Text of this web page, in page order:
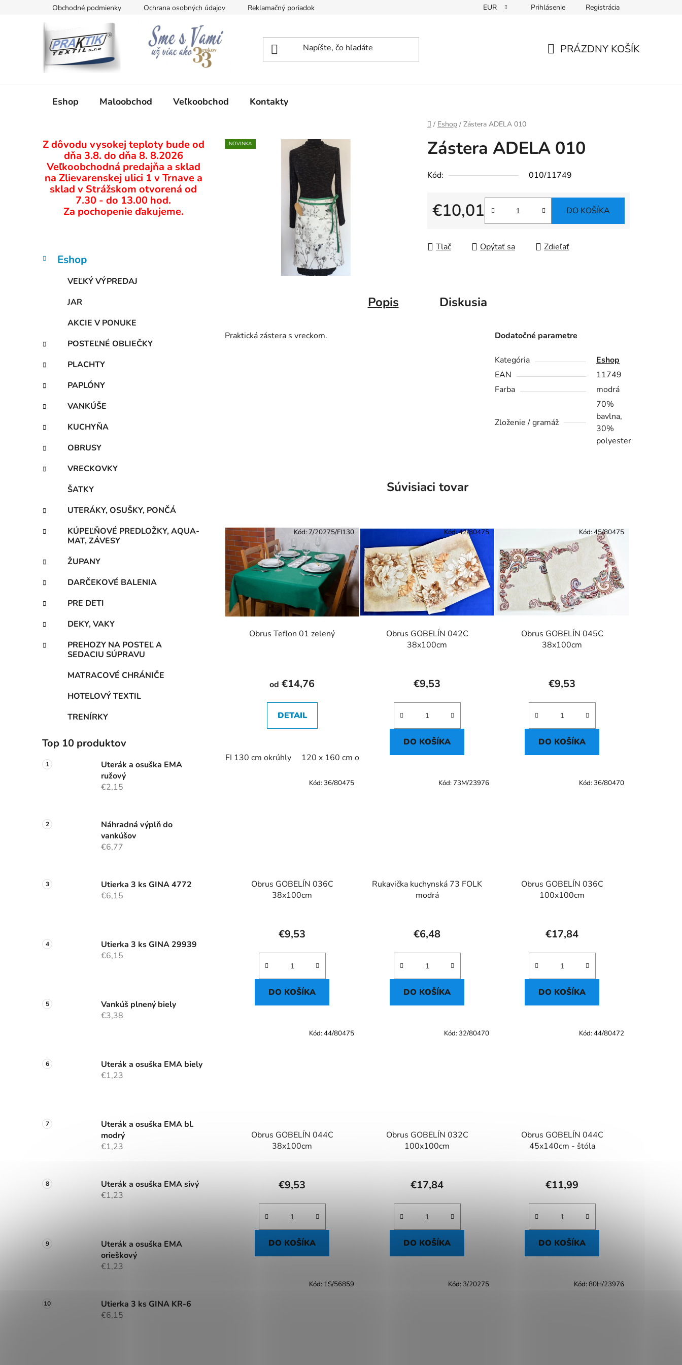
Obchodné podmienky Ochrana osobných údajov Reklamačný poriadok EUR Prihlásenie Registrácia
KOŠÍK
PRÁZDNY KOŠÍK
Eshop Maloobchod Veľkoobchod Kontakty
Domov
/ Eshop / Zástera ADELA 010
o
č
n
l
Z dôvodu vysokej teploty bude od
dňa 3.8. do dňa 8. 8.2026
Veľkoobchodná predajňa a sklad
na Zlievarenskej ulici 1 v Trnave a
sklad v Strážskom otvorená od
7.30 - do 13.00 hod.
Za pochopenie ďakujeme.
Preskočiť
kategórie
K
a
e
Eshop
VEĽKÝ VÝPREDAJ
JAR
AKCIE V PONUKE
POSTEĽNÉ OBLIEČKY
PLACHTY
PAPLÓNY
VANKÚŠE
KUCHYŇA
OBRUSY
VRECKOVKY
ŠATKY
UTERÁKY, OSUŠKY, PONČÁ
KÚPEĽŇOVÉ PREDLOŽKY, AQUA-
MAT, ZÁVESY
ŽUPANY
DARČEKOVÉ BALENIA
PRE DETI
DEKY, VAKY
PREHOZY NA POSTEĽ A
SEDACIU SÚPRAVU
MATRACOVÉ CHRÁNIČE
HOTELOVÝ TEXTIL
TRENÍRKY
Top 10 produktov
Uterák a osuška EMA
ružový
€2,15
Náhradná výplň do
vankúšov
€6,77
Utierka 3 ks GINA 4772
€6,15
Utierka 3 ks GINA 29939
€6,15
Vankúš plnený biely
€3,38
Uterák a osuška EMA biely
€1,23
Uterák a osuška EMA bl.
modrý
€1,23
Uterák a osuška EMA sivý
€1,23
Uterák a osuška EMA
orieškový
€1,23
Utierka 3 ks GINA KR-6
€6,15
Zástera ADELA 010
Kód: 010/11749
€10,01
Jednotková cena:
DO KOŠÍKA
Tlač Opýtať sa Zdieľať
NOVINKA
Popis Diskusia
Praktická zástera s vreckom. Dodatočné parametre
Kategória
Eshop
EAN
11749
Farba
modrá
Zloženie / gramáž
70%
bavlna,
30%
polyester
Súvisiaci tovar
Obrus Teflon 01 zelený
od €14,76
DETAIL
FI 130 cm okrúhly 120 x 160 cm ovál
Kód: 7/20275/FI130
Obrus GOBELÍN 042C
38x100cm
€9,53
DO KOŠÍKA
Kód:42/80475
Obrus GOBELÍN 045C
38x100cm
€9,53
DO KOŠÍKA
Kód:45/80475
Obrus GOBELÍN 036C
38x100cm
€9,53
DO KOŠÍKA
Kód:36/80475
Rukavička kuchynská 73 FOLK
modrá
€6,48
DO KOŠÍKA
Kód: 73M/23976
Obrus GOBELÍN 036C
100x100cm
€17,84
DO KOŠÍKA
Kód:36/80470
Obrus GOBELÍN 044C
38x100cm
€9,53
DO KOŠÍKA
Kód:44/80475
Obrus GOBELÍN 032C
100x100cm
€17,84
DO KOŠÍKA
Kód:32/80470
Obrus GOBELÍN 044C
45x140cm - štóla
€11,99
DO KOŠÍKA
Kód:44/80472
Kód: 1S/56859 Kód: 3/20275 Kód: 80H/23976